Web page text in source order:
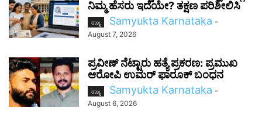
ನಿಮ್ಮ ಹೆಸರು ಇದೆಯೇ? ತಕ್ಷಣ ಪರಿಶೀಲಿಸಿ
ರಾಜ್ಯ Samyukta Karnataka -
August 7, 2026
ಪ್ರವೀಣ್ ನೆಟ್ಟಾರು ಹತ್ಯೆ ಪ್ರಕರಣ: ಪ್ರಮುಖ
ಆರೋಪಿ ಉಮರ್ ಫಾರೂಕ್ ಬಂಧನ
ರಾಜ್ಯ Samyukta Karnataka -
August 6, 2026